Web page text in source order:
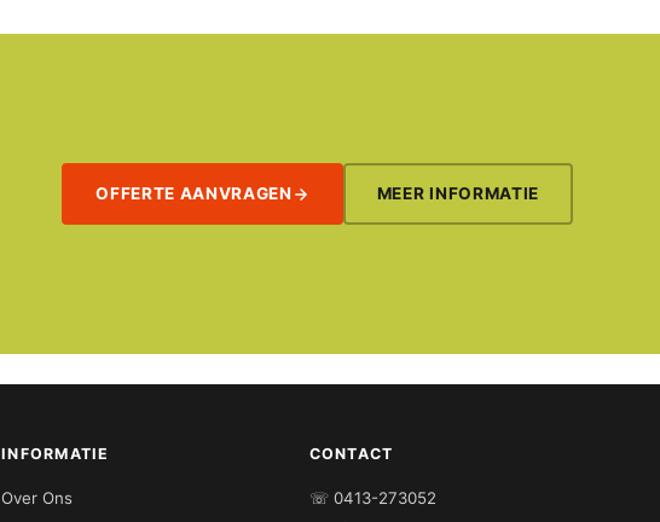
OFFERTE AANVRAGEN MEER INFORMATIE
INFORMATIE
Over Ons
CONTACT
☏ 0413-273052